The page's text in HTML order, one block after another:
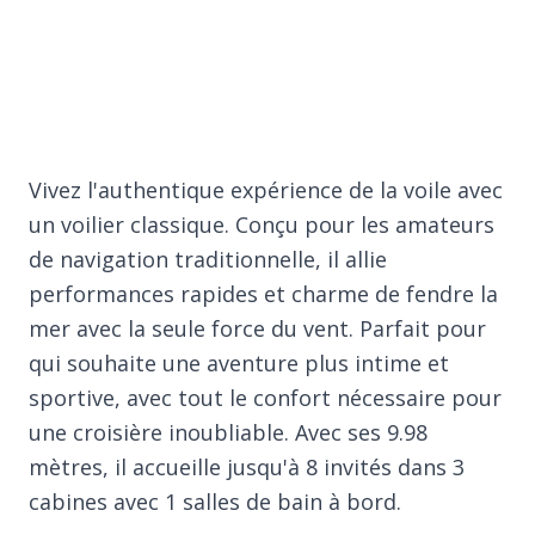
Vivez l'authentique expérience de la voile avec
un voilier classique. Conçu pour les amateurs
de navigation traditionnelle, il allie
performances rapides et charme de fendre la
mer avec la seule force du vent. Parfait pour
qui souhaite une aventure plus intime et
sportive, avec tout le confort nécessaire pour
une croisière inoubliable. Avec ses 9.98
mètres, il accueille jusqu'à 8 invités dans 3
cabines avec 1 salles de bain à bord.